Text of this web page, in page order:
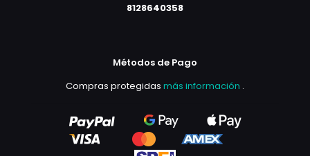
8128640358
Métodos de Pago
Compras protegidas más información .